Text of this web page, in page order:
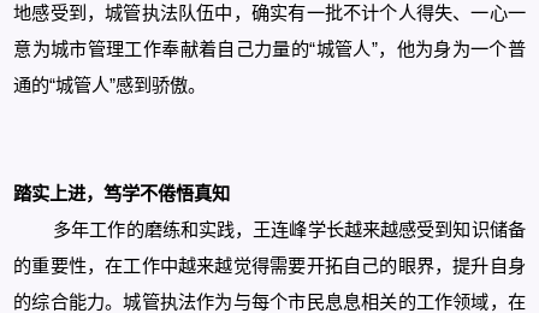
地感受到，城管执法队伍中，确实有一批不计个人得失、一心一
意为城市管理工作奉献着自己力量的“城管人”，他为身为一个普
通的“城管人”感到骄傲。
踏实上进，笃学不倦悟真知
多年工作的磨练和实践，王连峰学长越来越感受到知识储备
的重要性，在工作中越来越觉得需要开拓自己的眼界，提升自身
的综合能力。城管执法作为与每个市民息息相关的工作领域，在